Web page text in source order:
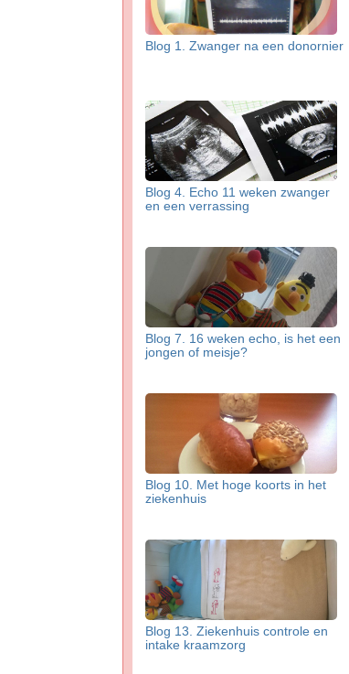
Blog 1. Zwanger na een donornier
Blog 4. Echo 11 weken zwanger
en een verrassing
Blog 7. 16 weken echo, is het een
jongen of meisje?
Blog 10. Met hoge koorts in het
ziekenhuis
Blog 13. Ziekenhuis controle en
intake kraamzorg